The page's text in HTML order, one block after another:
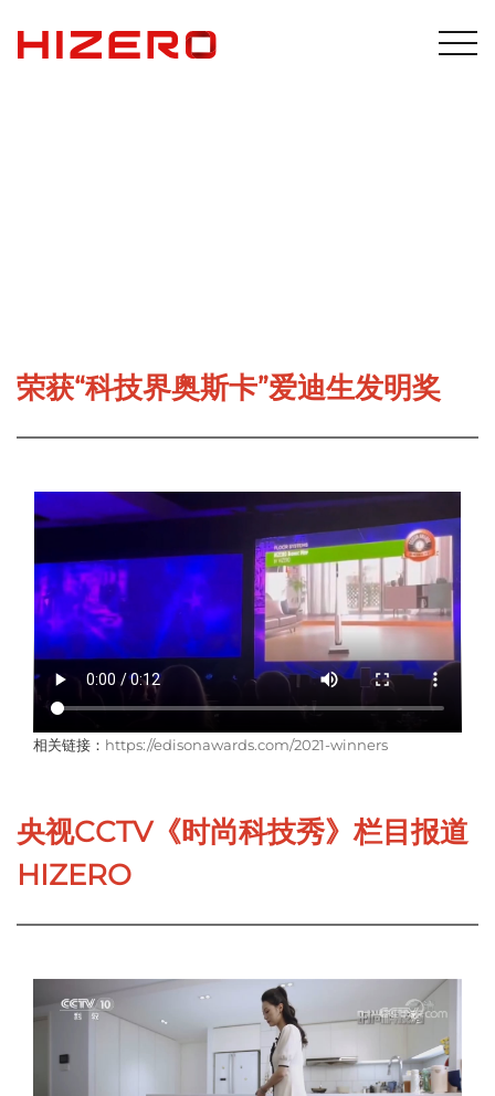
荣获“科技界奥斯卡”爱迪生发明奖
相关链接： https://edisonawards.com/2021-winners
央视CCTV《时尚科技秀》栏目报道
HIZERO